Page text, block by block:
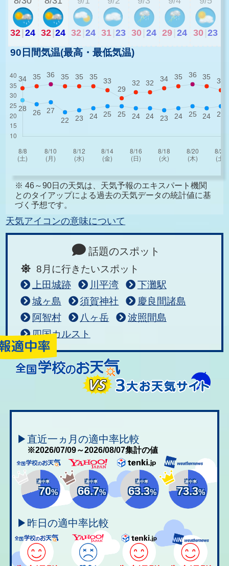
32|24 32|24 32 24 31 23 30 24 29 24 30 23
90日間気温(最高・最低気温)
※ 46～90日の天気は、天気予報のエキスパート機関
とのタイアップによる過去の天気データの統計値に基
づく予想です。
天気アイコンの意味について
話題のスポット
8月に行きたいスポット
上田城跡
川平湾
下灘駅
城ヶ島
須賀神社
慶良間諸島
阿智村
八ヶ岳
波照間島
四国カルスト
▶直近一ヵ月の適中率比較
※2026/07/09～2026/08/07集計の値
適中率
70%
適中率
66.7%
適中率
63.3%
適中率
73.3%
▶昨日の適中率比較